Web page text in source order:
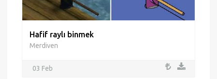
Hafif raylı binmek
Merdiven
03 Feb